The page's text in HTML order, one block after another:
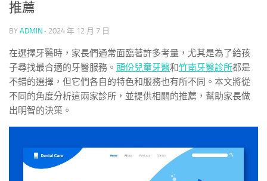
推薦
BY ADMIN · 2024 年 12 月 7 日
在選擇牙醫時，家長們通常面臨著許多考量，尤其是為了給孩
子尋找最合適的牙醫服務。 頭份兒童牙醫和竹南牙醫診所都是
不錯的選擇，但它們各自的特色和服務也有所不同。本文將從
不同的角度分析這兩家診所，並提供相關的推薦，幫助家長做
出明智的決策。